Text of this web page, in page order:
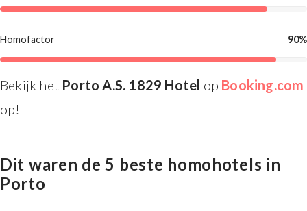
Homofactor 90%
Bekijk het Porto A.S. 1829 Hotel op Booking.com
op!
Dit waren de 5 beste homohotels in
Porto